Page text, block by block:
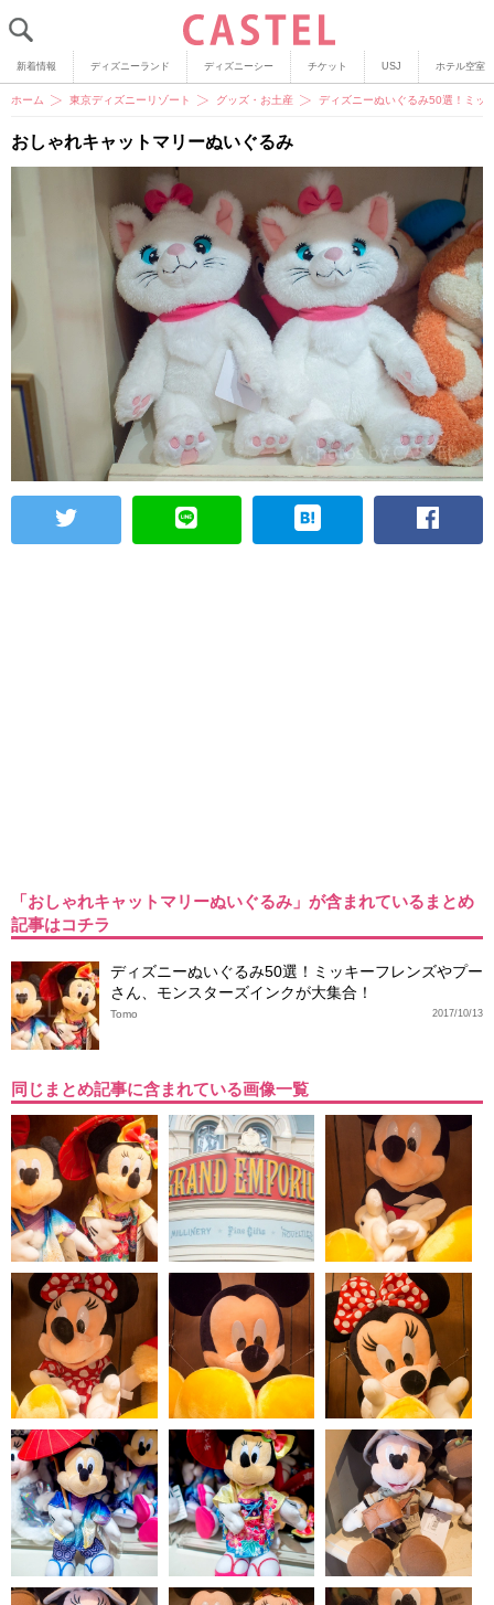
新着情報 ディズニーランド ディズニーシー チケット USJ ホテル空室
ホーム 東京ディズニーリゾート グッズ・お土産 ディズニーぬいぐるみ50選！ミッ
おしゃれキャットマリーぬいぐるみ
「おしゃれキャットマリーぬいぐるみ」が含まれているまとめ
記事はコチラ
ディズニーぬいぐるみ50選！ミッキーフレンズやプー
さん、モンスターズインクが大集合！
2017/10/13
Tomo
同じまとめ記事に含まれている画像一覧